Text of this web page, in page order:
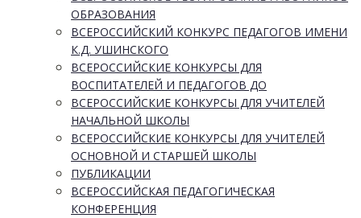
ОБРАЗОВАНИЯ
ВСЕРОССИЙСКИЙ КОНКУРС ПЕДАГОГОВ ИМЕНИ
К.Д. УШИНСКОГО
ВСЕРОССИЙСКИЕ КОНКУРСЫ ДЛЯ
ВОСПИТАТЕЛЕЙ И ПЕДАГОГОВ ДО
ВСЕРОССИЙСКИЕ КОНКУРСЫ ДЛЯ УЧИТЕЛЕЙ
НАЧАЛЬНОЙ ШКОЛЫ
ВСЕРОССИЙСКИЕ КОНКУРСЫ ДЛЯ УЧИТЕЛЕЙ
ОСНОВНОЙ И СТАРШЕЙ ШКОЛЫ
ПУБЛИКАЦИИ
ВСЕРОССИЙСКАЯ ПЕДАГОГИЧЕСКАЯ
КОНФЕРЕНЦИЯ